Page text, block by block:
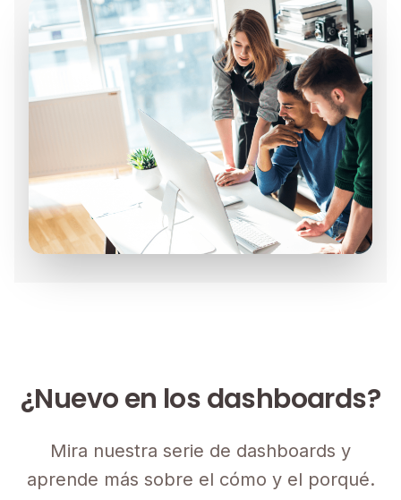
¿Nuevo en los dashboards?
Mira nuestra serie de dashboards y
aprende más sobre el cómo y el porqué.